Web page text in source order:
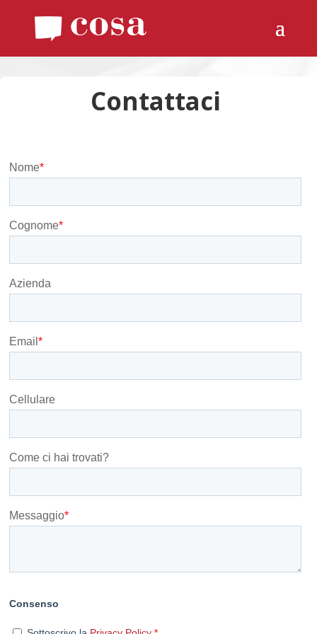
Contattaci